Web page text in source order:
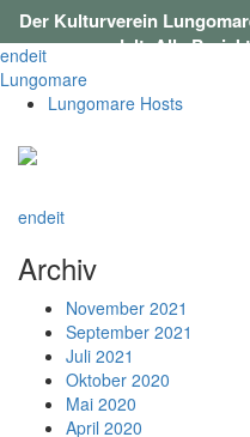
Der Kulturverein
umgewandelt. Alle
endeit
Lungomare
Lungomare Hosts
endeit
Archiv
November 2021
September 2021
Juli 2021
Oktober 2020
Mai 2020
April 2020